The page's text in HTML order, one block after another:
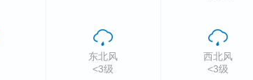
东北风 西北风
<3级 <3级